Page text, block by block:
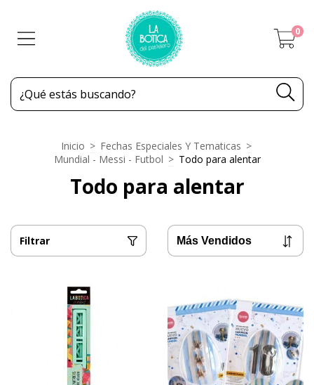
0
Inicio > Fechas Especiales Y Tematicas >
Mundial - Messi - Futbol > Todo para alentar
Todo para alentar
Filtrar